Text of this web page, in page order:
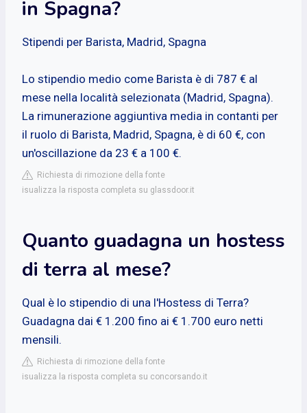
in Spagna?
Stipendi per Barista, Madrid, Spagna
Lo stipendio medio come Barista è di 787 € al
mese nella località selezionata (Madrid, Spagna).
La rimunerazione aggiuntiva media in contanti per
il ruolo di Barista, Madrid, Spagna, è di 60 €, con
un'oscillazione da 23 € a 100 €.
Richiesta di rimozione della fonte
isualizza la risposta completa su glassdoor.it
Quanto guadagna un hostess
di terra al mese?
Qual è lo stipendio di una l'Hostess di Terra?
Guadagna dai € 1.200 fino ai € 1.700 euro netti
mensili.
Richiesta di rimozione della fonte
isualizza la risposta completa su concorsando.it